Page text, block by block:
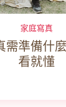
家庭寫真
需準備什
看就懂